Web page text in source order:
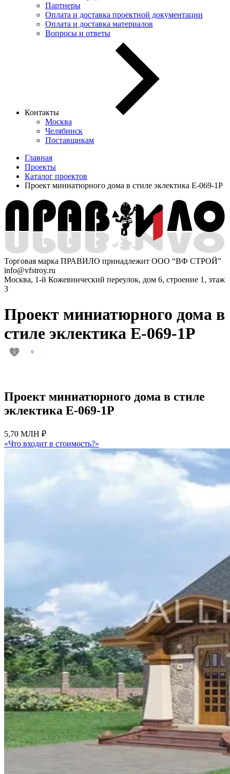
Партнеры
Оплата и доставка проектной документации
Оплата и доставка материалов
Вопросы и ответы
Контакты
Москва
Челябинск
Поставщикам
Главная
Проекты
Каталог проектов
Проект миниатюрного дома в стиле эклектика E-069-1P
Торговая марка ПРАВИЛО принадлежит ООО “ВФ СТРОЙ”
info@vfstroy.ru
Москва, 1-й Кожевнический переулок, дом 6, строение 1, этаж
3
Проект миниатюрного дома в
стиле эклектика E-069-1P
0 0
Проект миниатюрного дома в стиле
эклектика E-069-1P
5,70 МЛН ₽
«Что входит в стоимость?»